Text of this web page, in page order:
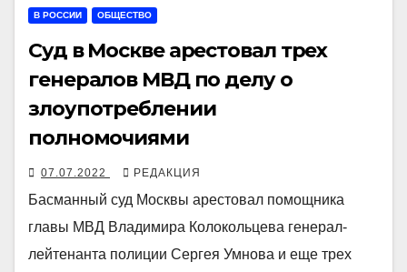
В РОССИИ ОБЩЕСТВО
Суд в Москве арестовал трех
генералов МВД по делу о
злоупотреблении
полномочиями
07.07.2022 РЕДАКЦИЯ
Басманный суд Москвы арестовал помощника
главы МВД Владимира Колокольцева генерал-
лейтенанта полиции Сергея Умнова и еще трех